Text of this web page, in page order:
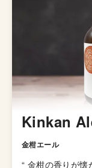
Kinkan
金柑エール
“ 金柑の香りが懐